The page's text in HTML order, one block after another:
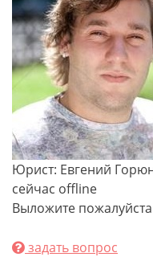
Юрист: Евгений
сейчас offline
Выложите
задать вопрос